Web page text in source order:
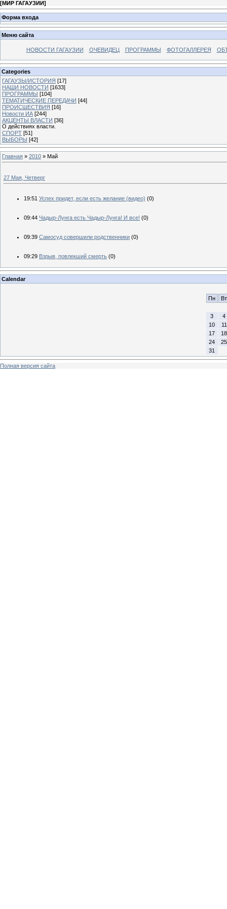
[МИР ГАГАУЗИИ]
Форма входа
Меню сайта
НОВОСТИ ГАГАУЗИИ ОЧЕВИДЕЦ ПРОГРАММЫ ФОТОГАЛЛЕРЕЯ
Categories
ГАГАУЗЫ/ИСТОРИЯ [17]
НАШИ НОВОСТИ [1633]
ПРОГРАММЫ [104]
ТЕМАТИЧЕСКИЕ ПЕРЕДАЧИ [44]
ПРОИСШЕСТВИЯ [16]
Новости ИА [244]
АКЦЕНТЫ ВЛАСТИ [36]
О действиях власти.
СПОРТ [51]
ВЫБОРЫ [42]
Главная » 2010 » Май
27 Мая, Четверг
19:51 Успех придет, если есть желание (видео) (0)
09:44 Чадыр-Лунга есть Чадыр-Лунга! И все! (0)
09:39 Самосуд совершили родственники (0)
09:29 Взрыв, повлекший смерть (0)
Calendar
Пн Вт
3
4
10
11
17
18
24
25
31
Полная версия сайта